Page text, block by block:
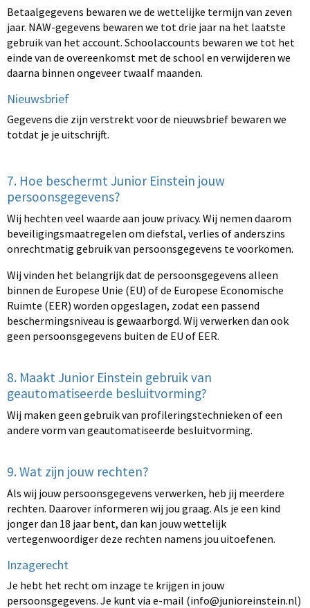
Betaalgegevens bewaren we de wettelijke termijn van zeven
jaar. NAW-gegevens bewaren we tot drie jaar na het laatste
gebruik van het account. Schoolaccounts bewaren we tot het
einde van de overeenkomst met de school en verwijderen we
daarna binnen ongeveer twaalf maanden.
Nieuwsbrief
Gegevens die zijn verstrekt voor de nieuwsbrief bewaren we
totdat je je uitschrijft.
7. Hoe beschermt Junior Einstein jouw
persoonsgegevens?
Wij hechten veel waarde aan jouw privacy. Wij nemen daarom
beveiligingsmaatregelen om diefstal, verlies of anderszins
onrechtmatig gebruik van persoonsgegevens te voorkomen.
Wij vinden het belangrijk dat de persoonsgegevens alleen
binnen de Europese Unie (EU) of de Europese Economische
Ruimte (EER) worden opgeslagen, zodat een passend
beschermingsniveau is gewaarborgd. Wij verwerken dan ook
geen persoonsgegevens buiten de EU of EER.
8. Maakt Junior Einstein gebruik van
geautomatiseerde besluitvorming?
Wij maken geen gebruik van profileringstechnieken of een
andere vorm van geautomatiseerde besluitvorming.
9. Wat zijn jouw rechten?
Als wij jouw persoonsgegevens verwerken, heb jij meerdere
rechten. Daarover informeren wij jou graag. Als je een kind
jonger dan 18 jaar bent, dan kan jouw wettelijk
vertegenwoordiger deze rechten namens jou uitoefenen.
Inzagerecht
Je hebt het recht om inzage te krijgen in jouw
persoonsgegevens. Je kunt via e-mail (info@junioreinstein.nl)